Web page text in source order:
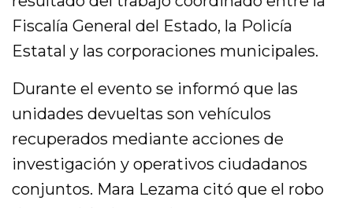
Fiscalía General del Estado, la Policía
Estatal y las corporaciones municipales.
Durante el evento se informó que las
unidades devueltas son vehículos
recuperados mediante acciones de
investigación y operativos ciudadanos
conjuntos. Mara Lezama citó que el robo